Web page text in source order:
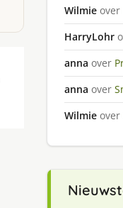
Wilmie over
HarryLohr
anna over
anna over
Wilmie over